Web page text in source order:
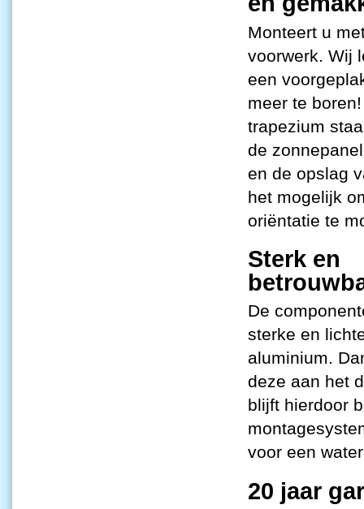
Monteert u
voorwerk. Wij
een
meer te
trapezium
de
en de opslag
het mogelijk
oriëntatie te
Sterk en
De
sterke en
aluminium.
deze aan het
blijft hierdoor
voor een
20 jaar